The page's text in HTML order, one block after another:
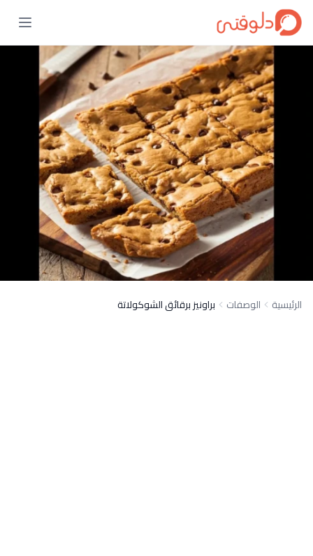
الرئيسية الوصفات براونيز برقائق الشوكولاتة